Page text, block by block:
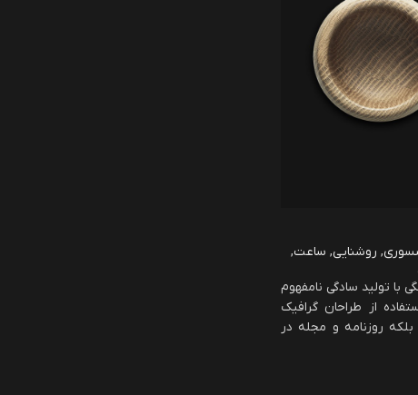
, روشنایی, ساعت,
با تولید سادگی نامفهوم
از طراحان گرافیک
روزنامه و مجله در